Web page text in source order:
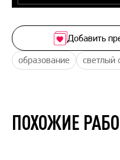
образование светлый
Добавить
ПОХОЖИЕ